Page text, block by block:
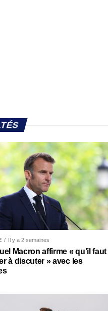
Il y a 2 semaines
Macron affirme « qu’il faut
à discuter » avec les